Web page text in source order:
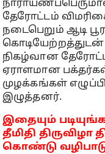
தேரோட்டம்
நடைபெறும் ஆடி
கொடியேற்றத்துடன்
நிகழ்வான
ஏராளமான
முழக்கங்கள்
இழுத்தனர்.
இதையும்
தீமிதி
கொண்டு